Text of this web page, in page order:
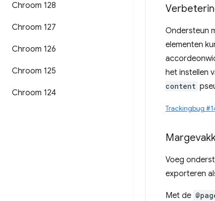
Chroom 128
Chroom 127
Chroom 126
Chroom 125
Chroom 124
Ondersteun
elementen
het instellen
content
Trackingbug
Voeg
exporteren
Met de